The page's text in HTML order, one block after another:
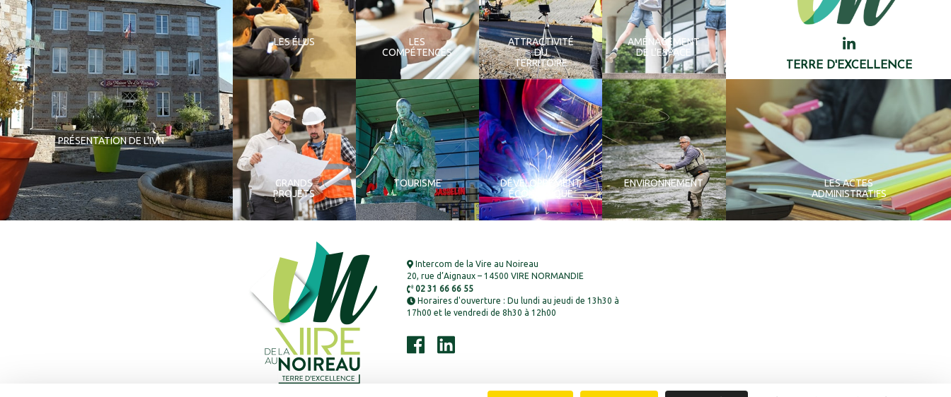
PRÉSENTATION DE L'IVN
LES ÉLUS
LES
COMPÉTENCES
ATTRACTIVITÉ
DU
TERRITOIRE
AMÉNAGEMENT
DE L'ESPACE
TERRE D'EXCELLENCE
GRANDS
PROJETS
TOURISME
DÉVELOPPEMENT
ÉCONOMIQUE
ENVIRONNEMENT
LES ACTES
ADMINISTRATIFS
Intercom de la Vire au Noireau
20, rue d’Aignaux – 14500 VIRE NORMANDIE
02 31 66 66 55
Horaires d'ouverture : Du lundi au jeudi de 13h30 à
17h00 et le vendredi de 8h30 à 12h00